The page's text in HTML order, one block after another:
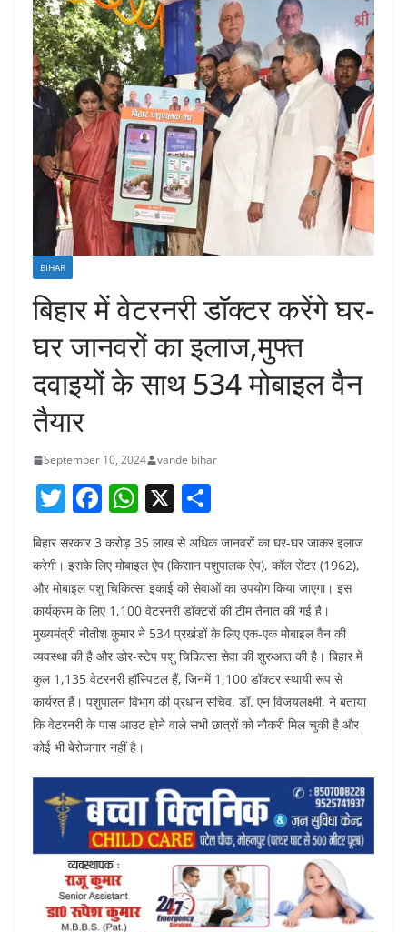
BIHAR
बिहार में वेटरनरी डॉक्टर करेंगे घर-
घर जानवरों का इलाज,मुफ्त
दवाइयों के साथ 534 मोबाइल वैन
तैयार
September 10, 2024 vande bihar
T
itt
er
F
c
e
b
o
o
k
W
at
s
A
p
p
X
ar
e
बिहार सरकार 3 करोड़ 35 लाख से अधिक जानवरों का घर-घर जाकर इलाज
करेगी। इसके लिए मोबाइल ऐप (किसान पशुपालक ऐप), कॉल सेंटर (1962),
और मोबाइल पशु चिकित्सा इकाई की सेवाओं का उपयोग किया जाएगा। इस
कार्यक्रम के लिए 1,100 वेटरनरी डॉक्टरों की टीम तैनात की गई है।
मुख्यमंत्री नीतीश कुमार ने 534 प्रखंडों के लिए एक-एक मोबाइल वैन की
व्यवस्था की है और डोर-स्टेप पशु चिकित्सा सेवा की शुरुआत की है। बिहार में
कुल 1,135 वेटरनरी हॉस्पिटल हैं, जिनमें 1,100 डॉक्टर स्थायी रूप से
कार्यरत हैं। पशुपालन विभाग की प्रधान सचिव, डॉ. एन विजयलक्ष्मी, ने बताया
कि वेटरनरी के पास आउट होने वाले सभी छात्रों को नौकरी मिल चुकी है और
कोई भी बेरोजगार नहीं है।